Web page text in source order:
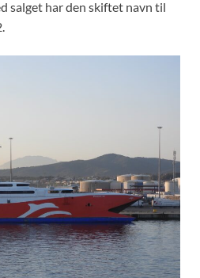
salget har den skiftet navn til